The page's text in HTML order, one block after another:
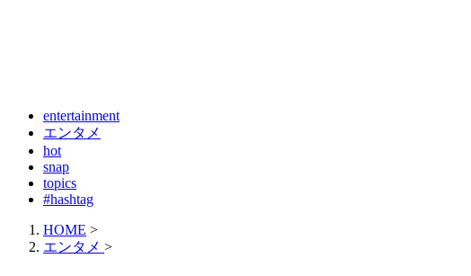
entertainment
エンタメ
hot
snap
topics
#hashtag
HOME >
エンタメ >